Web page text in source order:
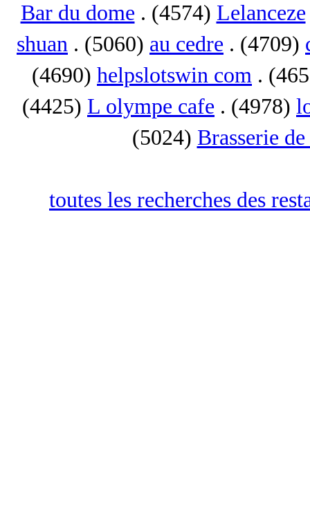
Bar du dome . (4574) Lelanceze
shuan . (5060) au cedre . (4709)
(4690) helpslotswin com .
(4425) L olympe cafe . (4978)
(5024) Brasserie
toutes les recherches des